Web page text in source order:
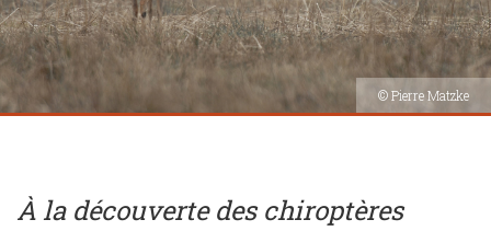
© Pierre Matzke
À la découverte des chiroptères